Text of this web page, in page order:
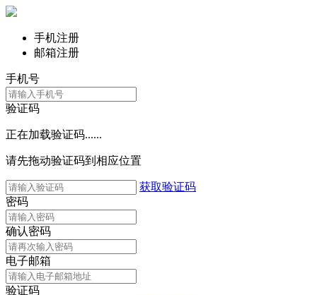
手机注册
邮箱注册
手机号
验证码
正在加载验证码......
请先拖动验证码到相应位置
获取验证码
密码
确认密码
电子邮箱
验证码